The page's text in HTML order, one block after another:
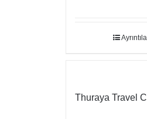
Thuraya Travel